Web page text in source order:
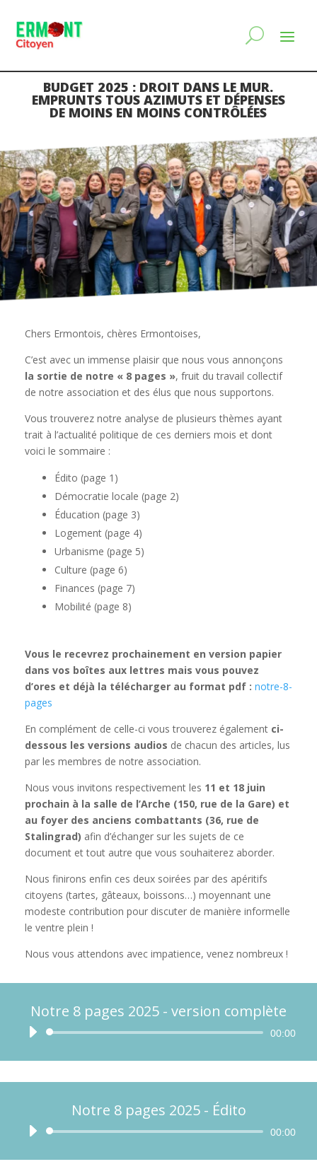
BUDGET 2025 : DROIT DANS LE MUR.
EMPRUNTS TOUS AZIMUTS ET DÉPENSES
DE MOINS EN MOINS CONTRÔLÉES
Chers Ermontois, chères Ermontoises,
C’est avec un immense plaisir que nous vous annonçons
la sortie de notre « 8 pages », fruit du travail collectif
de notre association et des élus que nous supportons.
Vous trouverez notre analyse de plusieurs thèmes ayant
trait à l’actualité politique de ces derniers mois et dont
voici le sommaire :
Édito (page 1)
Démocratie locale (page 2)
Éducation (page 3)
Logement (page 4)
Urbanisme (page 5)
Culture (page 6)
Finances (page 7)
Mobilité (page 8)
Vous le recevrez prochainement en version papier
dans vos boîtes aux lettres mais vous pouvez
d’ores et déjà la télécharger au format pdf : notre-8-
pages
En complément de celle-ci vous trouverez également ci-
dessous les versions audios de chacun des articles, lus
par les membres de notre association.
Nous vous invitons respectivement les 11 et 18 juin
prochain à la salle de l’Arche (150, rue de la Gare) et
au foyer des anciens combattants (36, rue de
Stalingrad) afin d’échanger sur les sujets de ce
document et tout autre que vous souhaiterez aborder.
Nous finirons enfin ces deux soirées par des apéritifs
citoyens (tartes, gâteaux, boissons…) moyennant une
modeste contribution pour discuter de manière informelle
le ventre plein !
Nous vous attendons avec impatience, venez nombreux !
Notre 8 pages 2025 - version complète
Lecteur
00:00
Notre 8 pages 2025 - Édito
Lecteur
00:00